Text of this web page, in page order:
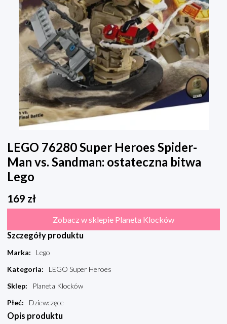
LEGO 76280 Super Heroes Spider-
Man vs. Sandman: ostateczna bitwa
Lego
169 zł
Zobacz w sklepie Planeta Klocków
Szczegóły produktu
Marka:
Lego
Kategoria:
LEGO Super Heroes
Sklep:
Planeta Klocków
Płeć: Dziewczęce
Opis produktu